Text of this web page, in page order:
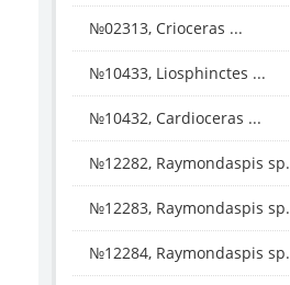
№02313, Crioceras ...
№10433, Liosphinctes ...
№10432, Cardioceras ...
№12282, Raymondaspis sp.
№12283, Raymondaspis sp.
№12284, Raymondaspis sp.